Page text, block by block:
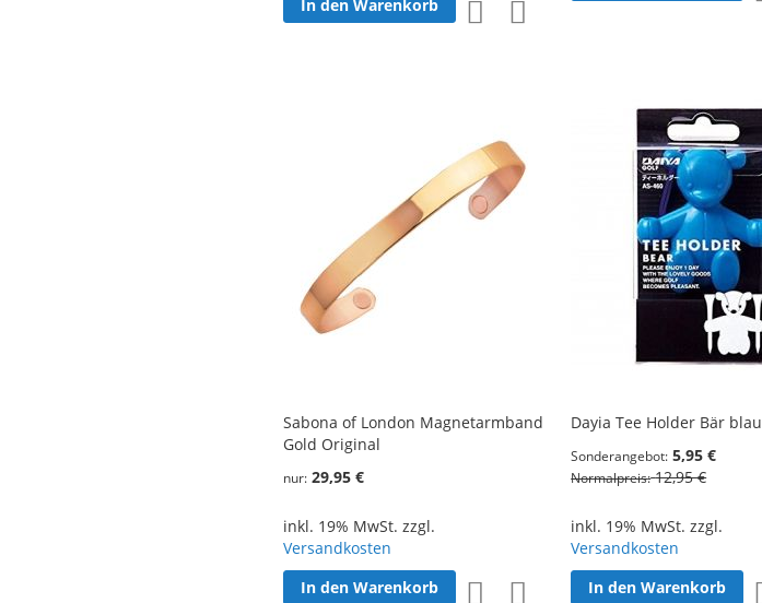
In den Warenkorb
Sabona of London Magnetarmband
Gold Original
nur 29,95 €
inkl. 19% MwSt. zzgl.
Versandkosten
In den Warenkorb
Dayia Tee Holder Bär blau
Sonderangebot 5,95 €
Normalpreis 12,95 €
inkl. 19% MwSt. zzgl.
Versandkosten
In den Warenkorb